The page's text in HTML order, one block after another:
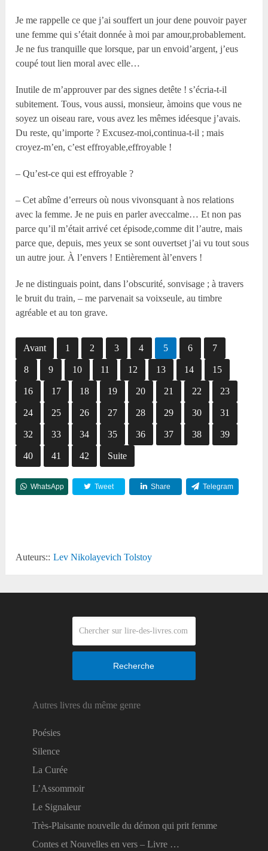
Je me rappelle ce que j’ai souffert un jour dene pouvoir payer
une femme qui s’était donnée à moi par amour,probablement.
Je ne fus tranquille que lorsque, par un envoid’argent, j’eus
coupé tout lien moral avec elle…
Inutile de m’approuver par des signes detête ! s’écria-t-il
subitement. Tous, vous aussi, monsieur, àmoins que vous ne
soyez un oiseau rare, vous avez les mêmes idéesque j’avais.
Du reste, qu’importe ? Excusez-moi,continua-t-il ; mais
croyez-m’en, c’est effroyable,effroyable !
– Qu’est-ce qui est effroyable ?
– Cet abîme d’erreurs où nous vivonsquant à nos relations
avec la femme. Je ne puis en parler aveccalme… Et non pas
parce qu’il m’était arrivé cet épisode,comme dit l’autre, mais
parce que, depuis, mes yeux se sont ouvertset j’ai vu tout sous
un autre jour. À l’envers ! Entièrement àl’envers !
Je ne distinguais point, dans l’obscurité, sonvisage ; à travers
le bruit du train, – me parvenait sa voixseule, au timbre
agréable et au ton grave.
Avant 1 2 3 4 5 6 7
8 9 10 11 12 13 14 15
16 17 18 19 20 21 22 23
24 25 26 27 28 29 30 31
32 33 34 35 36 37 38 39
40 41 42 Suite
WhatsApp Tweet Share Telegram
Auteurs:: Lev Nikolayevich Tolstoy
Recherche
Autres livres du même genre
Poésies
Silence
La Curée
L’Assommoir
Le Signaleur
Très-Plaisante nouvelle du démon qui prit femme
Contes et Nouvelles en vers – Livre …